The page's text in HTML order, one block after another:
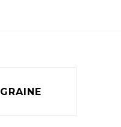
GRAINE